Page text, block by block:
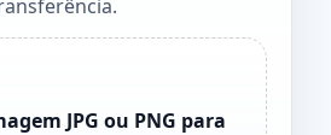
JPG ou PNG para